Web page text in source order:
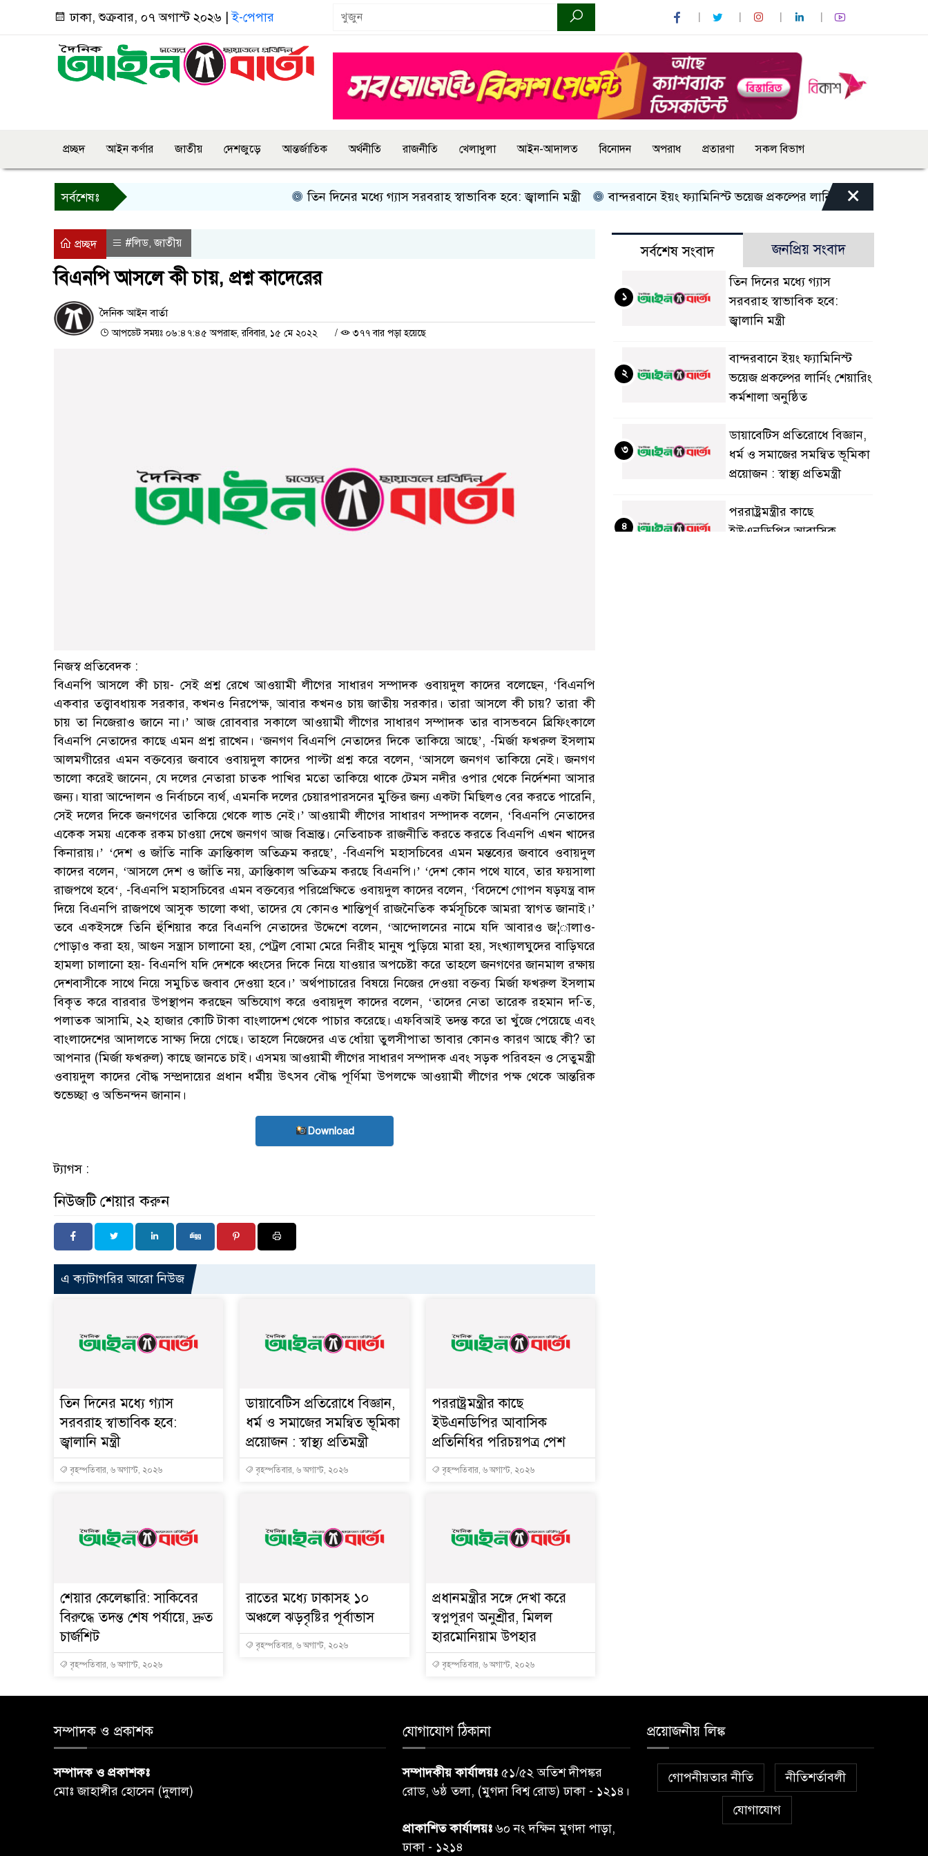
ঢাকা, শুক্রবার, ০৭ অগাস্ট ২০২৬ |ই-পেপার
প্রচ্ছদ আইন কর্ণার জাতীয় দেশজুড়ে আন্তর্জাতিক অর্থনীতি রাজনীতি খেলাধুলা আইন-আদালত বিনোদন অপরাধ প্রতারণা সকল বিভাগ
সর্বশেষঃ তিন দিনের মধ্যে গ্যাস সরবরাহ স্বাভাবিক হবে: জ্বালানি মন্ত্রী বান্দরবানে ইয়ং ফ্যামিনিস্ট ভয়েজ প্রকল্পের লার্নিং শেয়ারিং কর্মশালা
×
প্রচ্ছদ #লিড,জাতীয়
বিএনপি আসলে কী চায়, প্রশ্ন কাদেরের
দৈনিক আইন বার্তা
আপডেট সময়ঃ ০৬:৪৭:৪৫ অপরাহ্ন, রবিবার, ১৫ মে ২০২২ / ৩৭৭ বার পড়া হয়েছে
নিজস্ব প্রতিবেদক :
বিএনপি আসলে কী চায়- সেই প্রশ্ন রেখে আওয়ামী লীগের সাধারণ সম্পাদক ওবায়দুল কাদের বলেছেন, ‘বিএনপি
একবার তত্ত্বাবধায়ক সরকার, কখনও নিরপেক্ষ, আবার কখনও চায় জাতীয় সরকার। তারা আসলে কী চায়? তারা কী
চায় তা নিজেরাও জানে না।’ আজ রোববার সকালে আওয়ামী লীগের সাধারণ সম্পাদক তার বাসভবনে ব্রিফিংকালে
বিএনপি নেতাদের কাছে এমন প্রশ্ন রাখেন। ‘জনগণ বিএনপি নেতাদের দিকে তাকিয়ে আছে’, -মির্জা ফখরুল ইসলাম
আলমগীরের এমন বক্তব্যের জবাবে ওবায়দুল কাদের পাল্টা প্রশ্ন করে বলেন, ‘আসলে জনগণ তাকিয়ে নেই। জনগণ
ভালো করেই জানেন, যে দলের নেতারা চাতক পাখির মতো তাকিয়ে থাকে টেমস নদীর ওপার থেকে নির্দেশনা আসার
জন্য। যারা আন্দোলন ও নির্বাচনে ব্যর্থ, এমনকি দলের চেয়ারপারসনের মুক্তির জন্য একটা মিছিলও বের করতে পারেনি,
সেই দলের দিকে জনগণের তাকিয়ে থেকে লাভ নেই।’ আওয়ামী লীগের সাধারণ সম্পাদক বলেন, ‘বিএনপি নেতাদের
একেক সময় একেক রকম চাওয়া দেখে জনগণ আজ বিভ্রান্ত। নেতিবাচক রাজনীতি করতে করতে বিএনপি এখন খাদের
কিনারায়।’ ‘দেশ ও জাঁতি নাকি ক্রান্তিকাল অতিক্রম করছে’, -বিএনপি মহাসচিবের এমন মন্তব্যের জবাবে ওবায়দুল
কাদের বলেন, ‘আসলে দেশ ও জাঁতি নয়, ক্রান্তিকাল অতিক্রম করছে বিএনপি।’ ‘দেশ কোন পথে যাবে, তার ফয়সালা
রাজপথে হবে‘, -বিএনপি মহাসচিবের এমন বক্তব্যের পরিপ্রেক্ষিতে ওবায়দুল কাদের বলেন, ‘বিদেশে গোপন ষড়যন্ত্র বাদ
দিয়ে বিএনপি রাজপথে আসুক ভালো কথা, তাদের যে কোনও শান্তিপূর্ণ রাজনৈতিক কর্মসূচিকে আমরা স্বাগত জানাই।’
তবে একইসঙ্গে তিনি হুঁশিয়ার করে বিএনপি নেতাদের উদ্দেশে বলেন, ‘আন্দোলনের নামে যদি আবারও জ¦ালাও-
পোড়াও করা হয়, আগুন সন্ত্রাস চালানো হয়, পেট্রল বোমা মেরে নিরীহ মানুষ পুড়িয়ে মারা হয়, সংখ্যালঘুদের বাড়িঘরে
হামলা চালানো হয়- বিএনপি যদি দেশকে ধ্বংসের দিকে নিয়ে যাওয়ার অপচেষ্টা করে তাহলে জনগণের জানমাল রক্ষায়
দেশবাসীকে সাথে নিয়ে সমুচিত জবাব দেওয়া হবে।’ অর্থপাচারের বিষয়ে নিজের দেওয়া বক্তব্য মির্জা ফখরুল ইসলাম
বিকৃত করে বারবার উপস্থাপন করছেন অভিযোগ করে ওবায়দুল কাদের বলেন, ‘তাদের নেতা তারেক রহমান দ-িত,
পলাতক আসামি, ২২ হাজার কোটি টাকা বাংলাদেশ থেকে পাচার করেছে। এফবিআই তদন্ত করে তা খুঁজে পেয়েছে এবং
বাংলাদেশের আদালতে সাক্ষ্য দিয়ে গেছে। তাহলে নিজেদের এত ধোঁয়া তুলসীপাতা ভাবার কোনও কারণ আছে কী? তা
আপনার (মির্জা ফখরুল) কাছে জানতে চাই। এসময় আওয়ামী লীগের সাধারণ সম্পাদক এবং সড়ক পরিবহন ও সেতুমন্ত্রী
ওবায়দুল কাদের বৌদ্ধ সম্প্রদায়ের প্রধান ধর্মীয় উৎসব বৌদ্ধ পূর্ণিমা উপলক্ষে আওয়ামী লীগের পক্ষ থেকে আন্তরিক
শুভেচ্ছা ও অভিনন্দন জানান।
Download
ট্যাগস :
নিউজটি শেয়ার করুন
এ ক্যাটাগরির আরো নিউজ
তিন দিনের মধ্যে গ্যাস
সরবরাহ স্বাভাবিক হবে:
জ্বালানি মন্ত্রী
বৃহস্পতিবার, ৬ অগাস্ট, ২০২৬
ডায়াবেটিস প্রতিরোধে বিজ্ঞান,
ধর্ম ও সমাজের সমন্বিত ভূমিকা
প্রয়োজন : স্বাস্থ্য প্রতিমন্ত্রী
বৃহস্পতিবার, ৬ অগাস্ট, ২০২৬
পররাষ্ট্রমন্ত্রীর কা‌ছে
ইউএনডিপির আবাসিক
প্রতিনিধির পরিচয়পত্র পেশ
বৃহস্পতিবার, ৬ অগাস্ট, ২০২৬
শেয়ার কেলেঙ্কারি: সাকিবের
বিরুদ্ধে তদন্ত শেষ পর্যায়ে, দ্রুত
চার্জশিট
বৃহস্পতিবার, ৬ অগাস্ট, ২০২৬
রাতের মধ্যে ঢাকাসহ ১০
অঞ্চলে ঝড়বৃষ্টির পূর্বাভাস
বৃহস্পতিবার, ৬ অগাস্ট, ২০২৬
প্রধানমন্ত্রীর সঙ্গে দেখা করে
স্বপ্নপূরণ অনুশ্রীর, মিলল
হারমোনিয়াম উপহার
বৃহস্পতিবার, ৬ অগাস্ট, ২০২৬
সর্বশেষ সংবাদ জনপ্রিয় সংবাদ
তিন দিনের মধ্যে গ্যাস
সরবরাহ স্বাভাবিক হবে:
জ্বালানি মন্ত্রী
১
বান্দরবানে ইয়ং ফ্যামিনিস্ট
ভয়েজ প্রকল্পের লার্নিং শেয়ারিং
কর্মশালা অনুষ্ঠিত
২
ডায়াবেটিস প্রতিরোধে বিজ্ঞান,
ধর্ম ও সমাজের সমন্বিত ভূমিকা
প্রয়োজন : স্বাস্থ্য প্রতিমন্ত্রী
৩
পররাষ্ট্রমন্ত্রীর কা‌ছে
ইউএনডিপির আবাসিক
৪
সম্পাদক ও প্রকাশক
সম্পাদক ও প্রকাশকঃ
মোঃ জাহাঙ্গীর হোসেন (দুলাল)
যোগাযোগ ঠিকানা
সম্পাদকীয় কার্যালয়ঃ ৫১/৫২ অতিশ দীপঙ্কর
রোড, ৬ষ্ঠ তলা, (মুগদা বিশ্ব রোড) ঢাকা - ১২১৪।
প্রাকাশিত কার্যালয়ঃ৬০ নং দক্ষিন মুগদা পাড়া,
ঢাকা - ১২১৪
প্রয়োজনীয় লিঙ্ক
গোপনীয়তার নীতি নীতিশর্তাবলী
যোগাযোগ